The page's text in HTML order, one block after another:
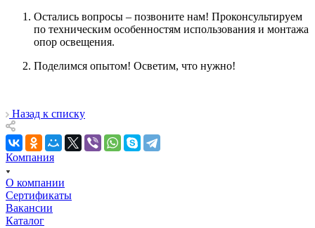
Остались вопросы – позвоните нам! Проконсультируем
по техническим особенностям использования и монтажа
опор освещения.
Поделимся опытом! Осветим, что нужно!
Назад к списку
Компания
О компании
Сертификаты
Вакансии
Каталог